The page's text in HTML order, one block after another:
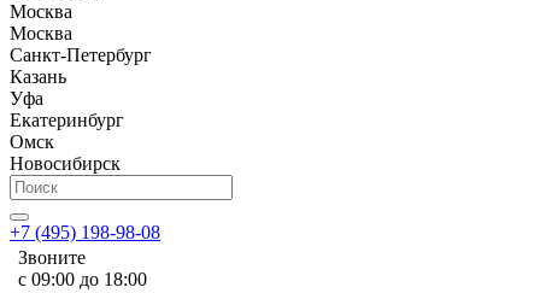
Москва
Москва
Санкт-Петербург
Казань
Уфа
Екатеринбург
Омск
Новосибирск
+7 (495) 198-98-08
Звоните
с 09:00 до 18:00